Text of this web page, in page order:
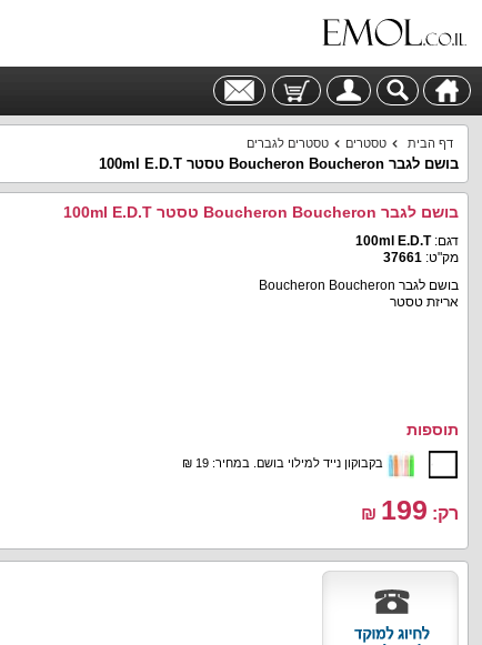
דף הבית טסטרים טסטרים לגברים
בושם לגבר Boucheron Boucheron טסטר 100ml E.D.T
בושם לגבר Boucheron Boucheron טסטר 100ml E.D.T
דגם:100ml E.D.T
מק"ט: 37661
בושם לגבר Boucheron Boucheron
אריזת טסטר
תוספות
בקבוקון נייד למילוי בושם. במחיר: 19 ₪
רק: 199
₪